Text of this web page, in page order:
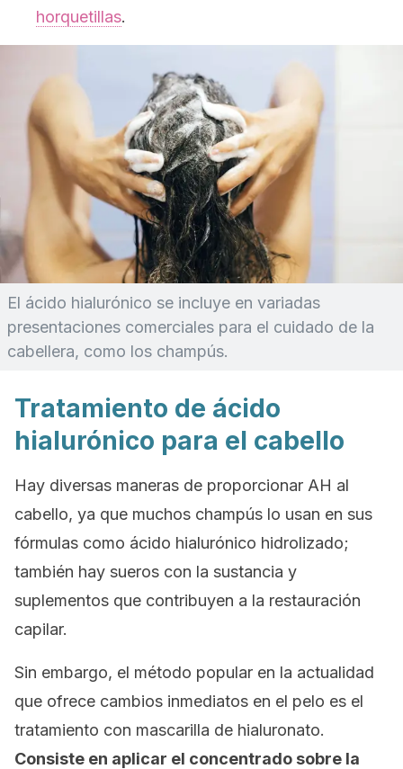
horquetillas.
El ácido hialurónico se incluye en variadas
presentaciones comerciales para el cuidado de la
cabellera, como los champús.
Tratamiento de ácido
hialurónico para el cabello
Hay diversas maneras de proporcionar AH al
cabello, ya que muchos champús lo usan en sus
fórmulas como ácido hialurónico hidrolizado;
también hay sueros con la sustancia y
suplementos que contribuyen a la restauración
capilar.
Sin embargo, el método popular en la actualidad
que ofrece cambios inmediatos en el pelo es el
tratamiento con mascarilla de hialuronato.
Consiste en aplicar el concentrado sobre la